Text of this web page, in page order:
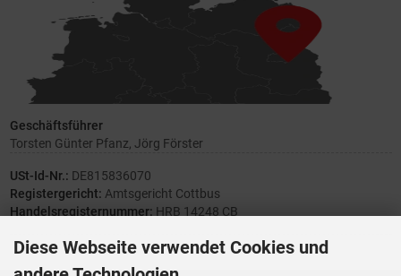
Geschäftsführer
Torsten Günter Pfanz, Jörg Förster
USt-Id-Nr.: DE815836070
Registergericht: Amtsgericht Cottbus
Handelsregisternummer: HRB 14248 CB
Diese Webseite verwendet Cookies und